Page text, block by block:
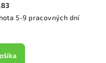
5-9 pracovných dní